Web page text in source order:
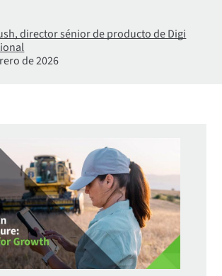
director sénior de producto de Digi
de 2026